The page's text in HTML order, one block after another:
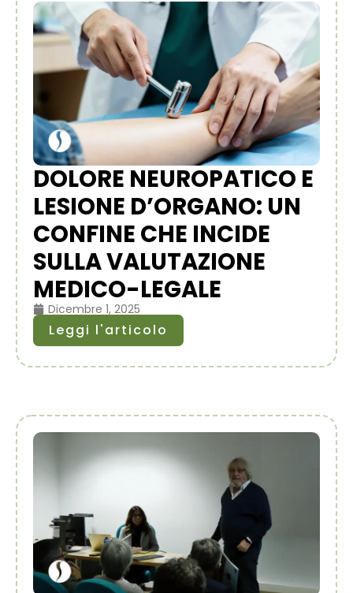
DOLORE NEUROPATICO E
LESIONE D’ORGANO: UN
CONFINE CHE INCIDE
SULLA VALUTAZIONE
MEDICO-LEGALE
Dicembre 1, 2025
Leggi l'articolo